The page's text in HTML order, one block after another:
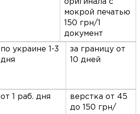
оригинала с
мокрой печатью
150 грн/1
документ
по украине 1-3
дня
за границу от
10 дней
от 1 раб. дня
верстка от 45
до 150 грн/